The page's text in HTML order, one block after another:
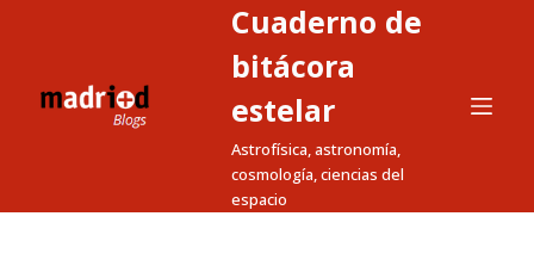
a
Cuaderno de
bitácora
estelar
Astrofísica, astronomía,
cosmología, ciencias del
espacio